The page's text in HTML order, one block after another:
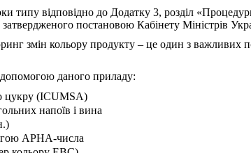
типу відповідно до Додатку 3, розділ
постановою Кабінету Міністрів
змін кольору продукту – це один з важливих
даного приладу:
цукру (ICUMSA)
напоїв і вина
APHA-числа